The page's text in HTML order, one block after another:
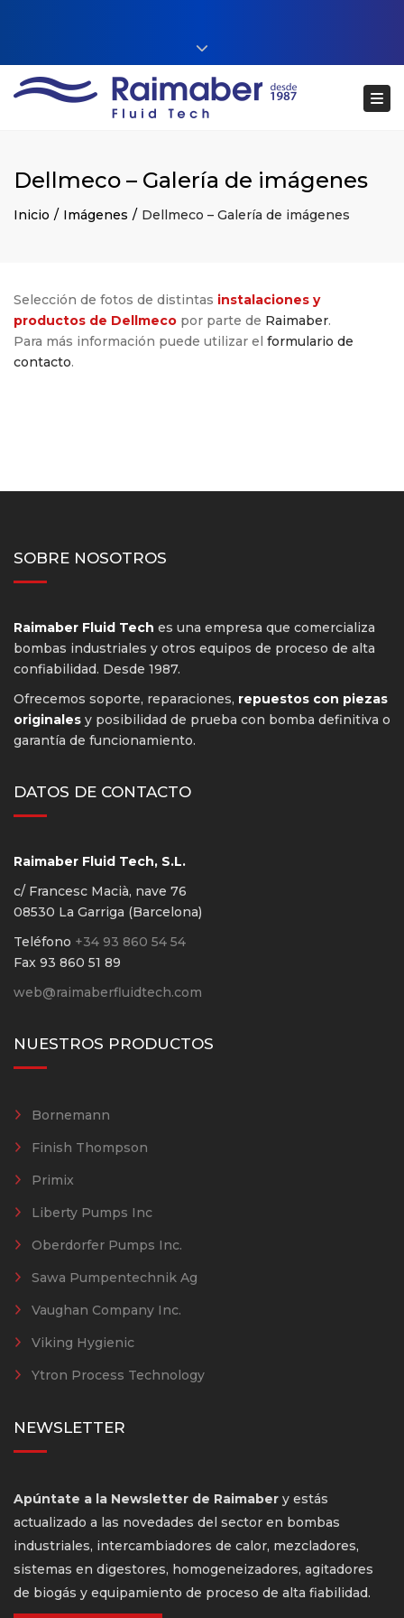
web@raimaberfluidtech.com
Close top bar
Dellmeco – Galería de imágenes
Inicio Imágenes Dellmeco – Galería de imágenes
Selección de fotos de distintas instalaciones y
productos de Dellmeco por parte de Raimaber.
Para más información puede utilizar el formulario de
contacto.
SOBRE NOSOTROS
Raimaber Fluid Tech es una empresa que comercializa
bombas industriales y otros equipos de proceso de alta
confiabilidad. Desde 1987.
Ofrecemos soporte, reparaciones, repuestos con piezas
originales y posibilidad de prueba con bomba definitiva o
garantía de funcionamiento.
DATOS DE CONTACTO
Raimaber Fluid Tech, S.L.
c/ Francesc Macià, nave 76
08530 La Garriga (Barcelona)
Teléfono +34 93 860 54 54
Fax 93 860 51 89
web@raimaberfluidtech.com
NUESTROS PRODUCTOS
Bornemann
Finish Thompson
Primix
Liberty Pumps Inc
Oberdorfer Pumps Inc.
Sawa Pumpentechnik Ag
Vaughan Company Inc.
Viking Hygienic
Ytron Process Technology
NEWSLETTER
Apúntate a la Newsletter de Raimaber y estás
actualizado a las novedades del sector en bombas
industriales, intercambiadores de calor, mezcladores,
sistemas en digestores, homogeneizadores, agitadores
de biogás y equipamiento de proceso de alta fiabilidad.